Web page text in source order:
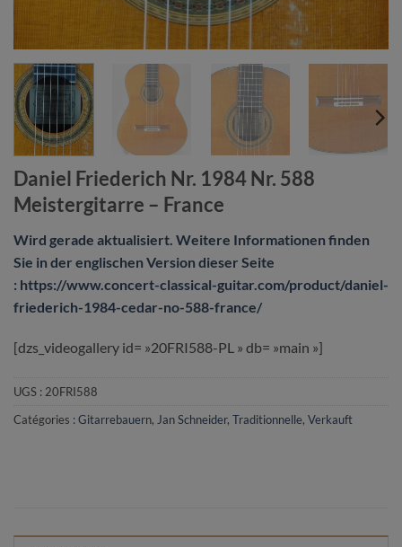
Daniel Friederich Nr. 1984 Nr. 588
Meistergitarre – France
Wird gerade aktualisiert. Weitere Informationen finden
Sie in der englischen Version dieser Seite
: https://www.concert-classical-guitar.com/product/daniel-
friederich-1984-cedar-no-588-france/
[dzs_videogallery id= »20FRI588-PL » db= »main »]
UGS :20FRI588
Catégories :Gitarrebauern, Jan Schneider, Traditionnelle, Verkauft